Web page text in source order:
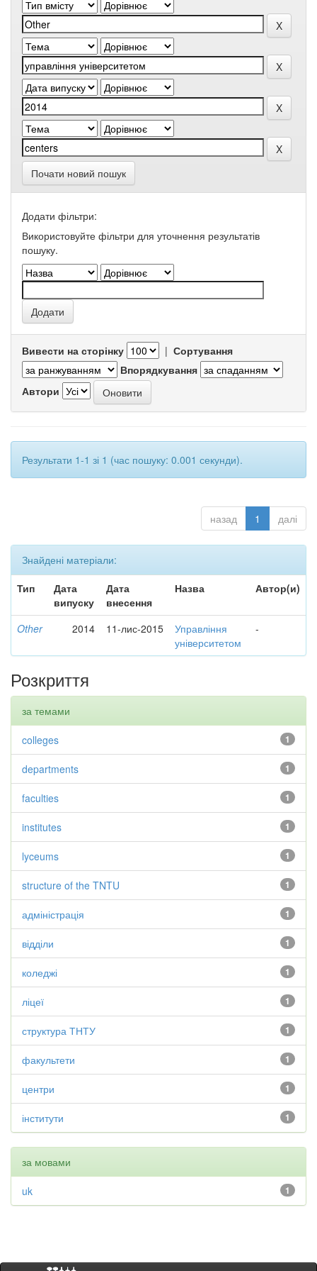
Почати новий пошук
Додати фільтри:
Використовуйте фільтри для уточнення результатів
пошуку.
Вивести на сторінку | Сортування
Впорядкування
Автори
Результати 1-1 зі 1 (час пошуку: 0.001 секунди).
назад 1 далі
Знайдені матеріали:
Тип
Дата
випуску
Дата
внесення
Назва Автор(и)
Other 2014 11-лис-2015
Управління
університетом
-
Розкриття
за темами
1
colleges
1
departments
1
faculties
1
institutes
1
lyceums
1
structure of the TNTU
1
адміністрація
1
відділи
1
коледжі
1
ліцеї
1
структура ТНТУ
1
факультети
1
центри
1
інститути
за мовами
1
uk